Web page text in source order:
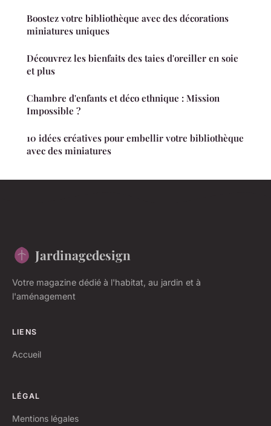
Boostez votre bibliothèque avec des décorations
miniatures uniques
Découvrez les bienfaits des taies d'oreiller en soie
et plus
Chambre d'enfants et déco ethnique : Mission
Impossible ?
10 idées créatives pour embellir votre bibliothèque
avec des miniatures
Jardinagedesign
Votre magazine dédié à l'habitat, au jardin et à
l'aménagement
LIENS
Accueil
LÉGAL
Mentions légales